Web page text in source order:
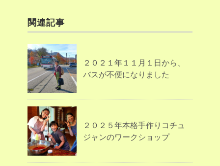
関連記事
２０２１年１１月１日から、
バスが不便になりました
２０２５年本格手作りコチュ
ジャンのワークショップ